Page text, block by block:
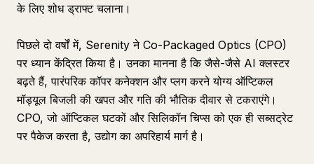
के लिए शोध ड्राफ्ट चलाना।
पिछले दो वर्षों में, Serenity ने Co-Packaged Optics (CPO)
पर ध्यान केंद्रित किया है। उनका मानना है कि जैसे-जैसे AI क्लस्टर
बढ़ते हैं, पारंपरिक कॉपर कनेक्शन और प्लग करने योग्य ऑप्टिकल
मॉड्यूल बिजली की खपत और गति की भौतिक दीवार से टकराएंगे।
CPO, जो ऑप्टिकल घटकों और सिलिकॉन चिप्स को एक ही सब्सट्रेट
पर पैकेज करता है, उद्योग का अपरिहार्य मार्ग है।